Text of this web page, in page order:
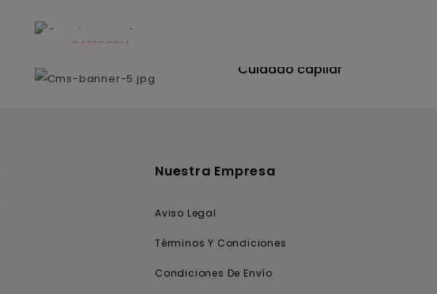
CATEGORÍA
Cuidado capilar
Nuestra Empresa
Aviso Legal
Términos Y Condiciones
Condiciones De Envío